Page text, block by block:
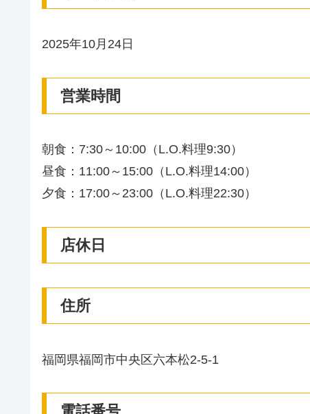
2025年10月24日
営業時間
朝食：7:30～10:00（L.O.料理9:30）
昼食：11:00～15:00（L.O.料理14:00）
夕食：17:00～23:00（L.O.料理22:30）
店休日
住所
福岡県福岡市中央区六本松2-5-1